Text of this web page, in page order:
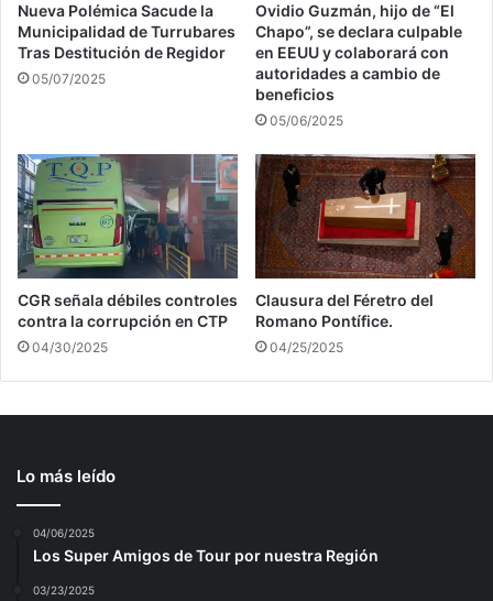
Nueva Polémica Sacude la
Municipalidad de Turrubares
Tras Destitución de Regidor
05/07/2025
Ovidio Guzmán, hijo de “El
Chapo”, se declara culpable
en EEUU y colaborará con
autoridades a cambio de
beneficios
05/06/2025
CGR señala débiles controles
contra la corrupción en CTP
04/30/2025
Clausura del Féretro del
Romano Pontífice.
04/25/2025
Lo más leído
04/06/2025
Los Super Amigos de Tour por nuestra Región
03/23/2025